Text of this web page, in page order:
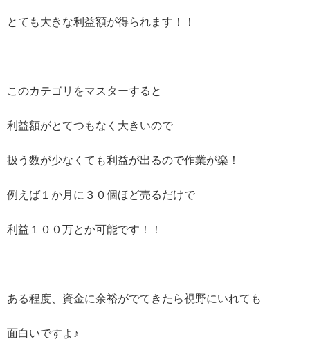
とても大きな利益額が得られます！！
このカテゴリをマスターすると
利益額がとてつもなく大きいので
扱う数が少なくても利益が出るので作業が楽！
例えば１か月に３０個ほど売るだけで
利益１００万とか可能です！！
ある程度、資金に余裕がでてきたら視野にいれても
面白いですよ♪